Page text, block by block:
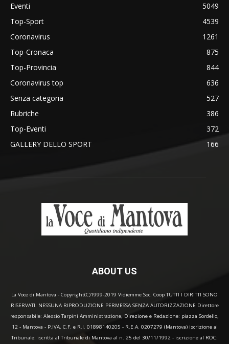
Eventi
5049
Top-Sport
4539
Coronavirus
1261
Top-Cronaca
875
Top-Provincia
844
Coronavirus top
636
Senza categoria
527
Rubriche
386
Top-Eventi
372
GALLERY DELLO SPORT
166
ABOUT US
La Voce di Mantova - Copyright(C)1999-2019 Vidiemme Soc. Coop TUTTI I DIRITTI SONO
RISERVATI. NESSUNA RIPRODUZIONE PERMESSA SENZA AUTORIZZAZIONE Direttore
responsabile: Alessio Tarpini Amministrazione, Direzione e Redazione: piazza Sordello,
12 - Mantova - P.IVA, C.F. e R.I. 01898140205 - R.E.A. 0207279 (Mantova) iscrizione al
Tribunale: iscritta al Tribunale di Mantova al n. 25 del 30/11/1992 - iscrizione al ROC: